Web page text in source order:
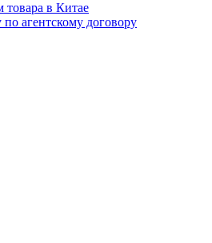
в Китае
агентскому договору